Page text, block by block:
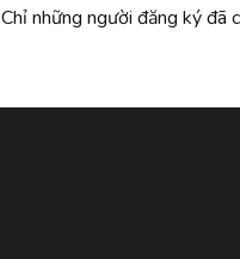
Chỉ những người đăng ký đã